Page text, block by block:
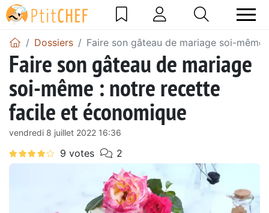
Dossiers Faire son gâteau de mariage soi-
Faire son gâteau de mariage
soi-même : notre recette
facile et économique
vendredi 8 juillet 2022 16:36